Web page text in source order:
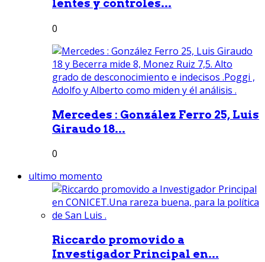
lentes y controles...
0
Mercedes : González Ferro 25, Luis
Giraudo 18...
0
ultimo momento
Riccardo promovido a
Investigador Principal en...